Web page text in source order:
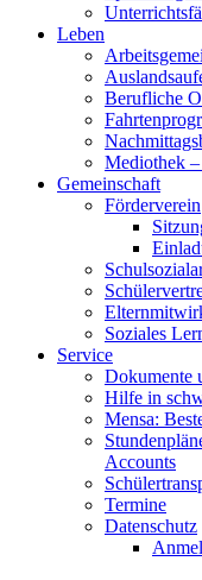
Leben
Berufliche
Mediothek
Gemeinschaft
Förderverein
Soziales
Service
Dokumente
Hilfe in
Mensa:
Accounts
Termine
Datenschutz